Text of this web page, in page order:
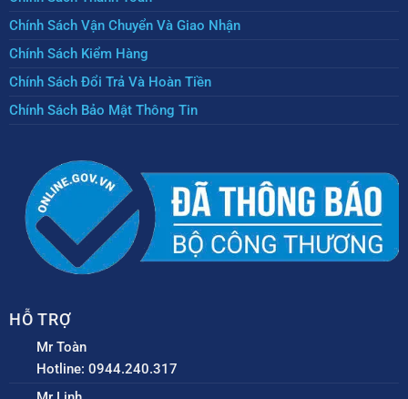
Chính Sách Vận Chuyển Và Giao Nhận
Chính Sách Kiểm Hàng
Chính Sách Đổi Trả Và Hoàn Tiền
Chính Sách Bảo Mật Thông Tin
HỖ TRỢ
Mr Toàn
Hotline: 0944.240.317